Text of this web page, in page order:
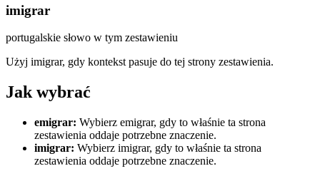
imigrar
portugalskie słowo w tym zestawieniu
Użyj imigrar, gdy kontekst pasuje do tej strony zestawienia.
Jak wybrać
emigrar: Wybierz emigrar, gdy to właśnie ta strona
zestawienia oddaje potrzebne znaczenie.
imigrar: Wybierz imigrar, gdy to właśnie ta strona
zestawienia oddaje potrzebne znaczenie.